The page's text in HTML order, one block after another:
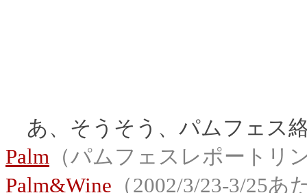
あ、そうそう、パムフェス
Palm （パムフェスレポートリ
Palm&Wine （2002/3/23-3/25あ